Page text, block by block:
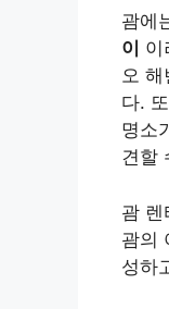
괌에
이
이
오 해
다.
명소
견할
괌 렌
괌의
성하